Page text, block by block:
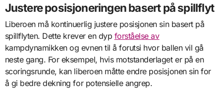
Justere posisjoneringen basert på spillflyt
Liberoen må kontinuerlig justere posisjonen sin basert på
spillflyten. Dette krever en dyp forståelse av
kampdynamikken og evnen til å forutsi hvor ballen vil gå
neste gang. For eksempel, hvis motstanderlaget er på en
scoringsrunde, kan liberoen måtte endre posisjonen sin for
å gi bedre dekning for potensielle angrep.